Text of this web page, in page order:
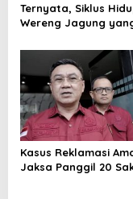
Ternyata, Siklus
Wereng Jagung
Bertahan Hingga 30
Kasus Reklamasi
Jaksa Panggil 20